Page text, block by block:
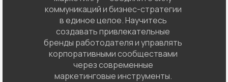
коммуникаций и бизнес-стратегии
в единое целое. Научитесь
создавать привлекательные
бренды работодателя и управлять
корпоративными сообществами
через современные
маркетинговые инструменты.